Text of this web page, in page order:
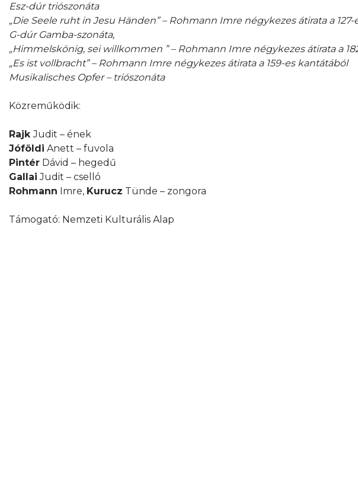
Esz-dúr triószonáta
„Die Seele ruht in Jesu Händen” – Rohmann Imre négykezes átirata a
G-dúr Gamba-szonáta,
„Himmelskönig, sei willkommen ” – Rohmann Imre négykezes átirata a
„Es ist vollbracht” – Rohmann Imre négykezes átirata a 159-es kantátából
Musikalisches Opfer – triószonáta
Közreműködik:
RajkJudit – ének
Jóföldi Anett – fuvola
Pintér Dávid – hegedű
Gallai Judit – cselló
Rohmann Imre, Kurucz Tünde – zongora
Támogató: Nemzeti Kulturális Alap